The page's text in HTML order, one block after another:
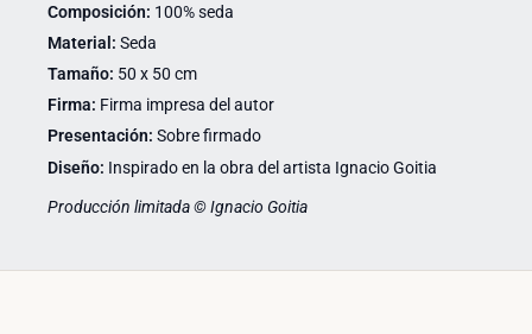
Composición: 100% seda
Material: Seda
Tamaño: 50 x 50 cm
Firma: Firma impresa del autor
Presentación: Sobre firmado
Diseño: Inspirado en la obra del artista Ignacio Goitia
Producción limitada © Ignacio Goitia